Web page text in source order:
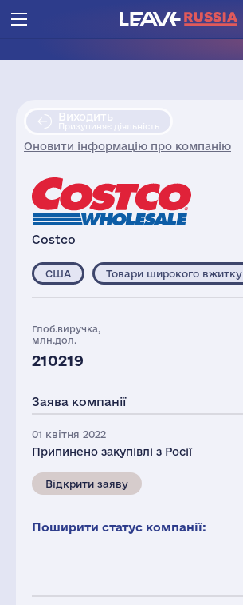
Виходить
Призупиняє діяльність
Оновити інформацію про компанію
Costco
США Товари широкого вжитку
Глоб.виручка,
млн.дол.
210219
Заява компанії
01 квітня 2022
Припинено закупівлі з Росії
Відкрити заяву
Поширити статус компанії: